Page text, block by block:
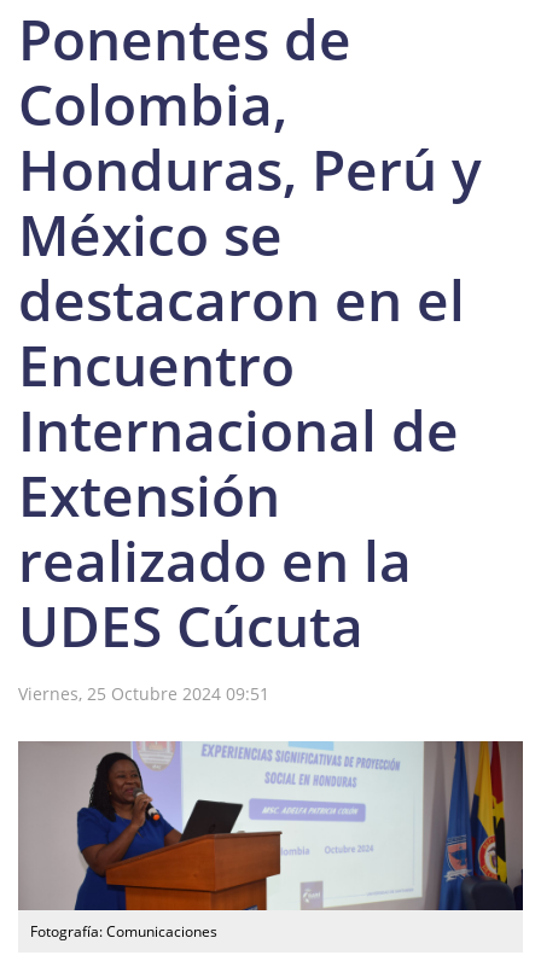
Ponentes de
Colombia,
Honduras, Perú y
México se
destacaron en el
Encuentro
Internacional de
Extensión
realizado en la
UDES Cúcuta
Viernes, 25 Octubre 2024 09:51
Fotografía: Comunicaciones